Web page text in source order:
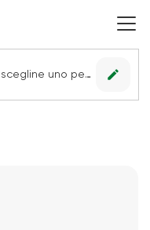
Nessun punto vendita impostato, scegline uno per vedere le offerte. edit